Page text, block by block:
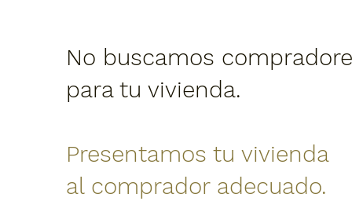
No buscamos
para tu vivienda.
Presentamos tu vivienda
al comprador adecuado.